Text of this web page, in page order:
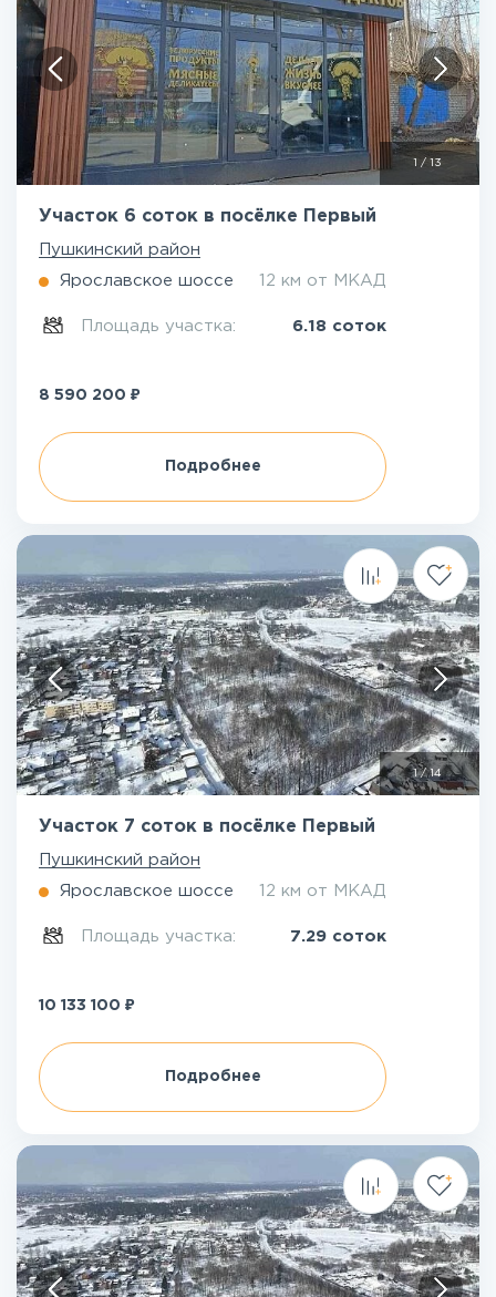
/ 13
Участок 6 соток в посёлке Первый
Пушкинский район
Ярославское шоссе 12 км от МКАД
Площадь участка: 6.18 соток
8 590 200 ₽
Подробнее
1/14
Участок 7 соток в посёлке Первый
Пушкинский район
Ярославское шоссе 12 км от МКАД
Площадь участка: 7.29 соток
10 133 100 ₽
Подробнее